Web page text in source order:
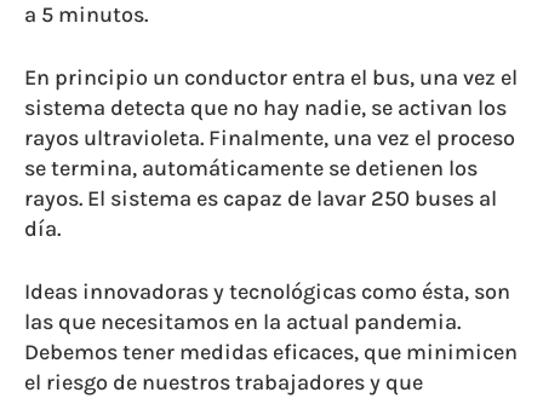
a 5 minutos.
En principio un conductor entra el bus, una vez el
sistema detecta que no hay nadie, se activan los
rayos ultravioleta. Finalmente, una vez el proceso
se termina, automáticamente se detienen los
rayos. El sistema es capaz de lavar 250 buses al
día.
Ideas innovadoras y tecnológicas como ésta, son
las que necesitamos en la actual pandemia.
Debemos tener medidas eficaces, que minimicen
el riesgo de nuestros trabajadores y que